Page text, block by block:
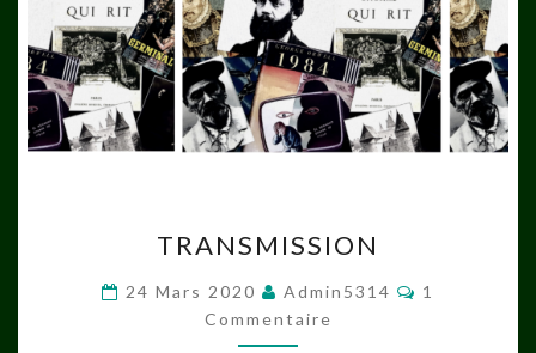
TRANSMISSION
24 Mars 2020 Admin5314
1
Commentaire